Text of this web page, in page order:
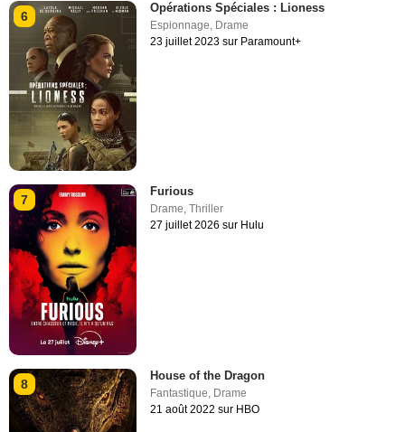
6
Opérations Spéciales : Lioness
Espionnage, Drame
23 juillet 2023 sur Paramount+
7
Furious
Drame,Thriller
27 juillet 2026 sur Hulu
8
House of the Dragon
Fantastique Drame
21 août 2022 sur HBO